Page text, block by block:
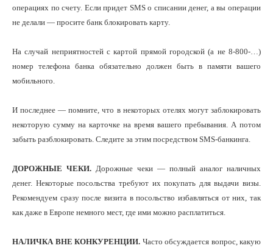
операциях по счету. Если придет SMS о списании денег, а вы операции
не делали — просите банк блокировать карту.
На случай неприятностей с картой прямой городской (а не 8-800-…)
номер телефона банка обязательно должен быть в памяти вашего
мобильного.
И последнее — помните, что в некоторых отелях могут заблокировать
некоторую сумму на карточке на время вашего пребывания. А потом
забыть разблокировать. Следите за этим посредством SMS-банкинга.
ДОРОЖНЫЕ ЧЕКИ. Дорожные чеки — полный аналог наличных
денег. Некоторые посольства требуют их покупать для выдачи визы.
Рекомендуем сразу после визита в посольство избавляться от них, так
как даже в Европе немного мест, где ими можно расплатиться.
НАЛИЧКА ВНЕ КОНКУРЕНЦИИ. Часто обсуждается вопрос, какую